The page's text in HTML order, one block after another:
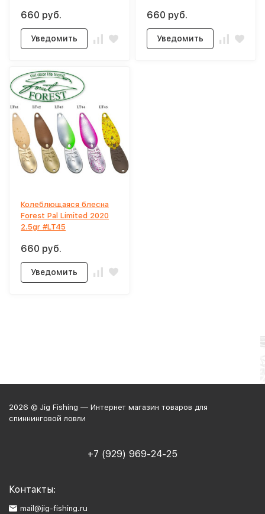
660 руб.
Уведомить
660 руб.
Уведомить
Колеблющаяся блесна
Forest Pal Limited 2020
2.5gr #LT45
660 руб.
Уведомить
2026 © Jig Fishing — Интернет магазин товаров для
спиннинговой ловли
+7 (929) 969-24-25
Контакты:
mail@jig-fishing.ru